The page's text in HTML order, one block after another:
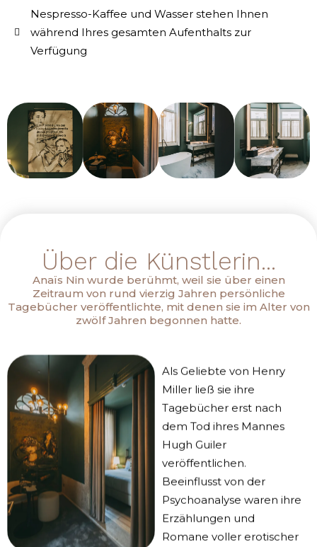
Nespresso-Kaffee und Wasser stehen Ihnen
während Ihres gesamten Aufenthalts zur
Verfügung
Über die Künstlerin...
Anaïs Nin wurde berühmt, weil sie über einen
Zeitraum von rund vierzig Jahren persönliche
Tagebücher veröffentlichte, mit denen sie im Alter von
zwölf Jahren begonnen hatte.
Als Geliebte von Henry
Miller ließ sie ihre
Tagebücher erst nach
dem Tod ihres Mannes
Hugh Guiler
veröffentlichen.
Beeinflusst von der
Psychoanalyse waren ihre
Erzählungen und
Romane voller erotischer